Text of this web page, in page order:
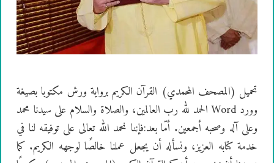
تحميل (المصحف المحمدي) القرآن الكريم برواية ورش مكتوبا بصيغة
وورد Word الحمد لله رب العالمين، والصلاة والسلام على سيدنا محمد
وعلى آله وصحبه أجمعين. أمّا بعد:فإننا نحمد الله تعالى على توفيقه لنا في
خدمة كتابه العزيز، ونسأله أن يجعل عملنا خالصًا لوجهه الكريم. كما